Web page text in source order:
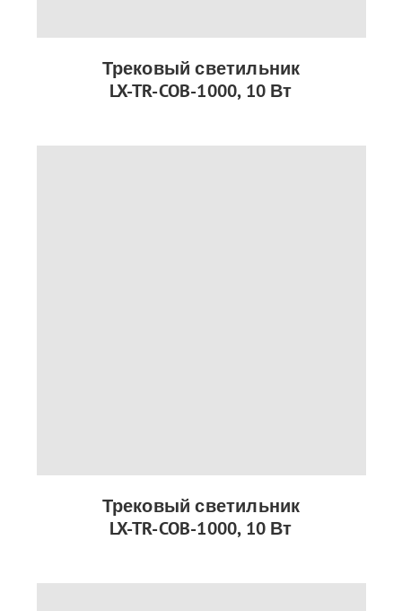
Трековый светильник
LX-TR-COB-1000, 10 Вт
Трековый светильник
LX-TR-COB-1000, 10 Вт